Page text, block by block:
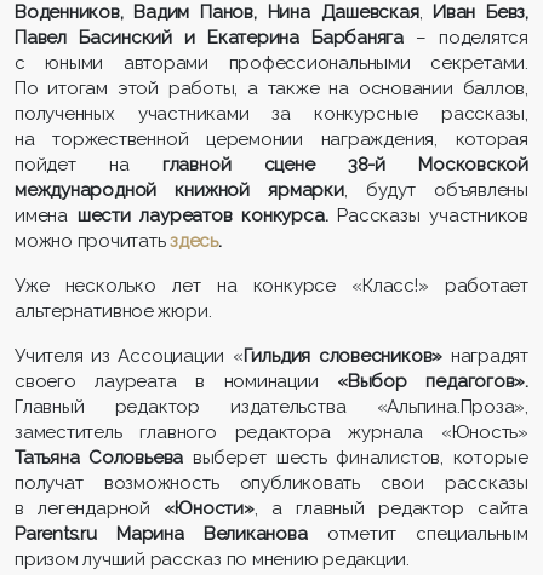
Воденников, Вадим Панов, Нина Дашевская, Иван Бевз,
Павел Басинский и Екатерина Барбаняга
– поделятся
с юными авторами профессиональными секретами.
По итогам этой работы, а также на основании баллов,
полученных участниками за конкурсные рассказы,
на торжественной церемонии награждения, которая
пойдет на главной сцене 38-й Московской
международной книжной ярмарки, будут объявлены
имена шести лауреатов конкурса.Рассказы участников
можно прочитать здесь.
Уже несколько лет на конкурсе «Класс!» работает
альтернативное жюри.
Учителя из Ассоциации «Гильдия словесников» наградят
своего лауреата в номинации «Выбор педагогов».
Главный редактор издательства «Альпина.Проза»,
заместитель главного редактора журнала «Юность»
Татьяна Соловьева выберет шесть финалистов, которые
получат возможность опубликовать свои рассказы
в легендарной «Юности», а главный редактор сайта
Parents.ru Марина Великановаотметит специальным
призом лучший рассказ по мнению редакции.